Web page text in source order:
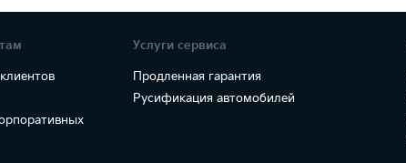
Услуги сервиса
Продленная гарантия
Русификация автомобилей